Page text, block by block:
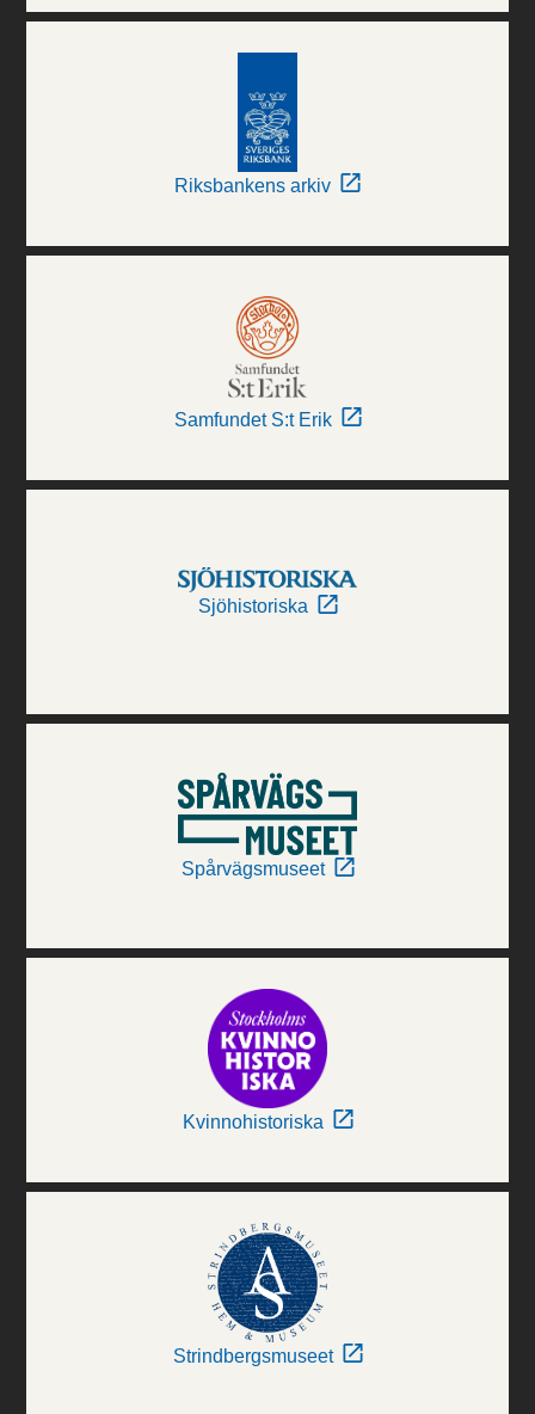
Riksbankens arkiv
Samfundet S:t Erik
Sjöhistoriska
Spårvägsmuseet
Kvinnohistoriska
Strindbergsmuseet